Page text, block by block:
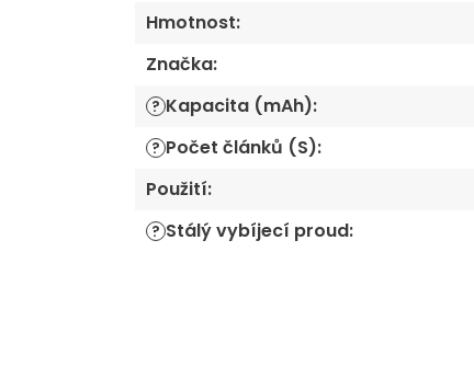
Hmotnost:
Značka:
? Kapacita (mAh):
? Počet článků (S):
Použití:
? Stálý vybíjecí proud: